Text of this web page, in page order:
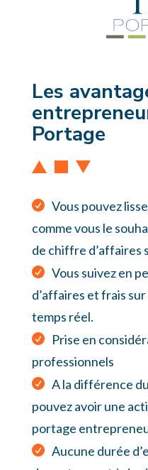
Les
Portage
Vous pouvez
comme vous le
de chiffre d’affaires
Vous suivez en
d’affaires et frais
temps réel.
Prise en
professionnels
A la différence
pouvez avoir une
portage
Aucune durée